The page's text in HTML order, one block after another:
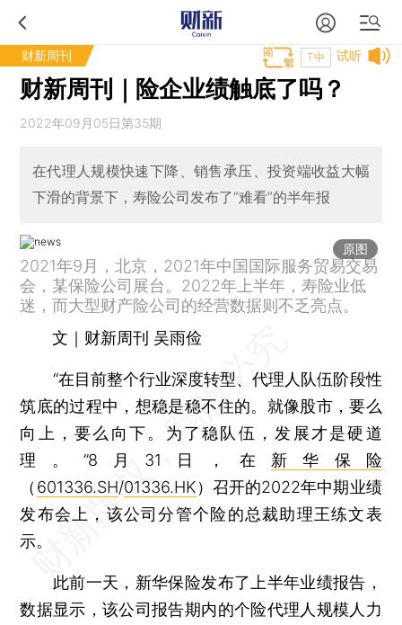
财新周刊 试听
T中
财新周刊｜险企业绩触底了吗？
2022年09月05日第35期
在代理人规模快速下降、销售承压、投资端收益大幅
下滑的背景下，寿险公司发布了“难看”的半年报
原图
2021年9月，北京，2021年中国国际服务贸易交易
会，某保险公司展台。2022年上半年，寿险业低
迷，而大型财产险公司的经营数据则不乏亮点。
文｜财新周刊 吴雨俭
“在目前整个行业深度转型、代理人队伍阶段性
筑底的过程中，想稳是稳不住的。就像股市，要么
向上，要么向下。为了稳队伍，发展才是硬道
理。”8月31日，在 新华保险
（ 601336.SH/01336.HK）召开的2022年中期业绩
发布会上，该公司分管个险的总裁助理王练文表
示。
此前一天，新华保险发布了上半年业绩报告，
数据显示，该公司报告期内的个险代理人规模人力